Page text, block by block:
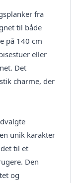
fra
til både
på 140 cm
eller
Det
charme, der
unik karakter
til et
Den
og